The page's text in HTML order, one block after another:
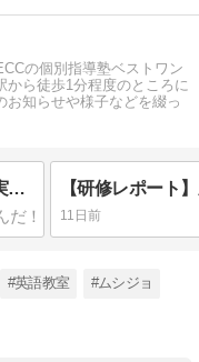
の個別指導塾ベストワン
から徒歩1分程度のところに
お知らせや様子などを綴っ
【2026年秋】英検®・漢検・数検の実施＆受験希望者募集のお知らせのお知らせ
11日前
#英語教室 #ムシジョ